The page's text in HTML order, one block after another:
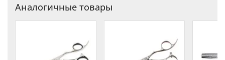
Аналогичные товары